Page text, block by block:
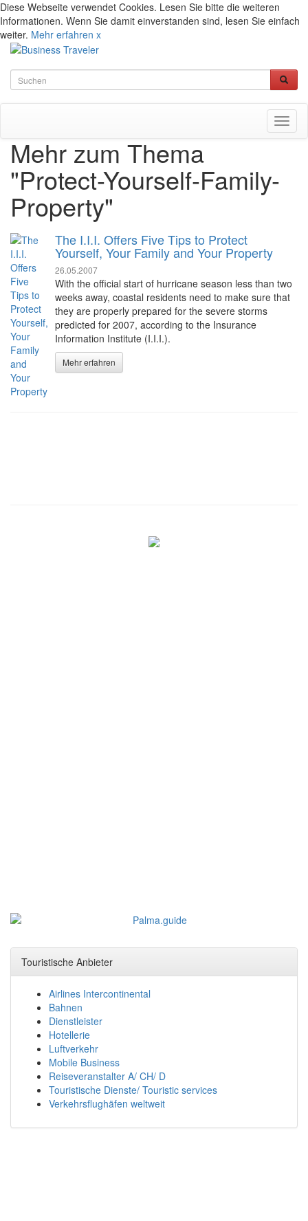
Diese Webseite verwendet Cookies. Lesen Sie bitte die weiteren
Informationen. Wenn Sie damit einverstanden sind, lesen Sie einfach
weiter. Mehr erfahren x
Mehr zum Thema
"Protect-Yourself-Family-
Property"
The I.I.I. Offers Five Tips to Protect
Yourself, Your Family and Your Property
26.05.2007
With the official start of hurricane season less than two
weeks away, coastal residents need to make sure that
they are properly prepared for the severe storms
predicted for 2007, according to the Insurance
Information Institute (I.I.I.).
Mehr erfahren
Touristische Anbieter
Airlines Intercontinental
Bahnen
Dienstleister
Hotellerie
Luftverkehr
Mobile Business
Reiseveranstalter A/ CH/ D
Touristische Dienste/ Touristic services
Verkehrsflughäfen weltweit